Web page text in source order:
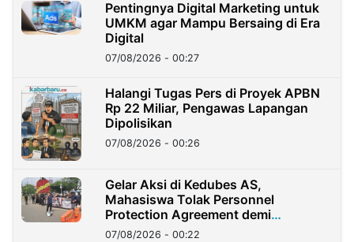
Pentingnya Digital Marketing untuk
UMKM agar Mampu Bersaing di Era
Digital
07/08/2026 - 00:27
Halangi Tugas Pers di Proyek APBN
Rp 22 Miliar, Pengawas Lapangan
Dipolisikan
07/08/2026 - 00:26
Gelar Aksi di Kedubes AS,
Mahasiswa Tolak Personnel
Protection Agreement demi
Kedaulatan Negara
07/08/2026 - 00:22